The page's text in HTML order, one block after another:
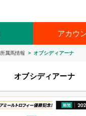
アカウ
所属馬情報 オブシディアーナ
オブシディアーナ